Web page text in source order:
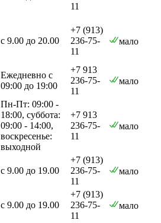
11
с 9.00 до 20.00
+7 (913)
236-75-
11
мало
Ежедневно с
09:00 до 19:00
+7 913
236-75-
11
мало
Пн-Пт: 09:00 -
18:00, суббота:
09:00 - 14:00,
воскресенье:
выходной
+7 913
236-75-
11
мало
с 9.00 до 19.00
+7 (913)
236-75-
11
мало
с 9.00 до 19.00
+7 (913)
236-75-
11
мало